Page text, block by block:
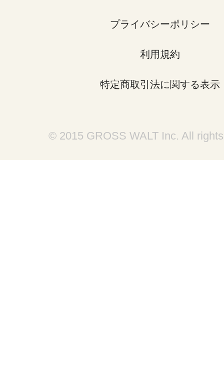
プライバシーポリシー
利用規約
特定商取引法に関する表示
© 2015 GROSS WALT Inc. All